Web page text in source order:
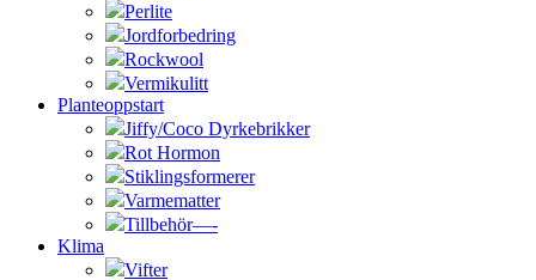
Perlite
Jordforbedring
Rockwool
Vermikulitt
Planteoppstart
Jiffy/Coco Dyrkebrikker
Rot Hormon
Stiklingsformerer
Varmematter
Tillbehör—-
Klima
Vifter